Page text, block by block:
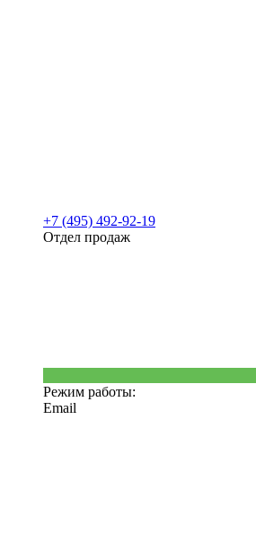
+7 (495) 492-92-19
Отдел продаж
Режим работы:
Email